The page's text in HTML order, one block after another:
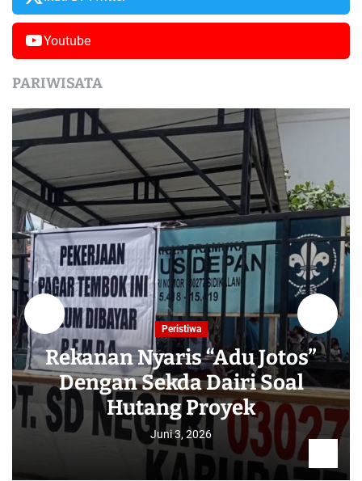
Youtube
PARIWISATA
Peristiwa
Rekanan Nyaris “Adu Jotos”
Dengan Sekda Dairi Soal
Hutang Proyek
Juni 3, 2026